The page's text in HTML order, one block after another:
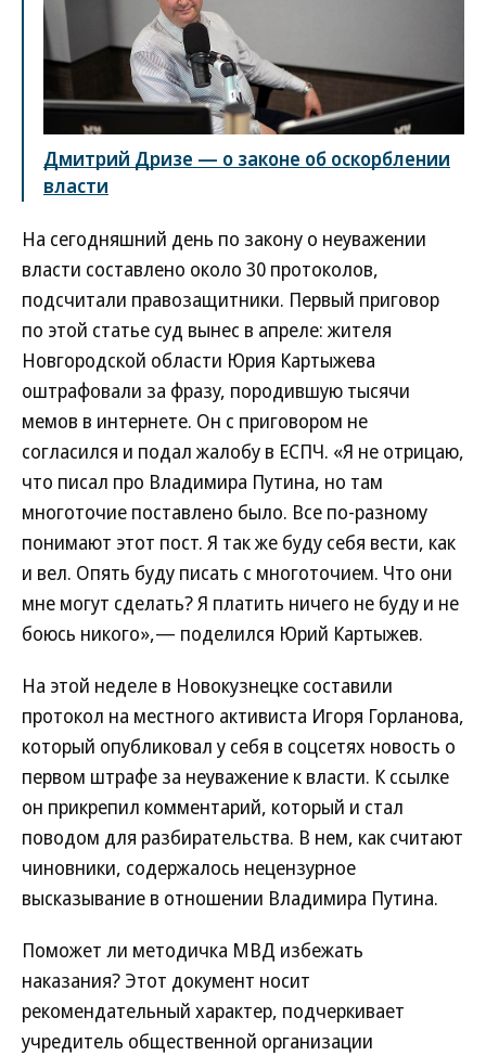
Дмитрий Дризе — о законе об оскорблении
власти
На сегодняшний день по закону о неуважении
власти составлено около 30 протоколов,
подсчитали правозащитники. Первый приговор
по этой статье суд вынес в апреле: жителя
Новгородской области Юрия Картыжева
оштрафовали за фразу, породившую тысячи
мемов в интернете. Он с приговором не
согласился и подал жалобу в ЕСПЧ. «Я не отрицаю,
что писал про Владимира Путина, но там
многоточие поставлено было. Все по-разному
понимают этот пост. Я так же буду себя вести, как
и вел. Опять буду писать с многоточием. Что они
мне могут сделать? Я платить ничего не буду и не
боюсь никого»,— поделился Юрий Картыжев.
На этой неделе в Новокузнецке составили
протокол на местного активиста Игоря Горланова,
который опубликовал у себя в соцсетях новость о
первом штрафе за неуважение к власти. К ссылке
он прикрепил комментарий, который и стал
поводом для разбирательства. В нем, как считают
чиновники, содержалось нецензурное
высказывание в отношении Владимира Путина.
Поможет ли методичка МВД избежать
наказания? Этот документ носит
рекомендательный характер, подчеркивает
учредитель общественной организации